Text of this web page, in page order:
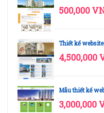
500,000
Thiết kế
4,500,000
Mẫu thiết kế
3,000,000